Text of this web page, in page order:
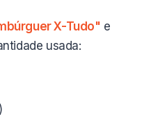
X-Tudo" e
usada: